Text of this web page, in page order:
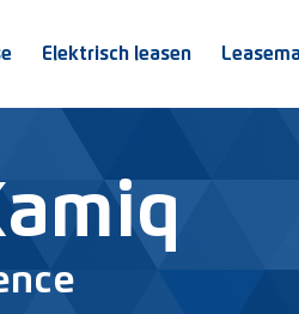
Elektrisch leasen